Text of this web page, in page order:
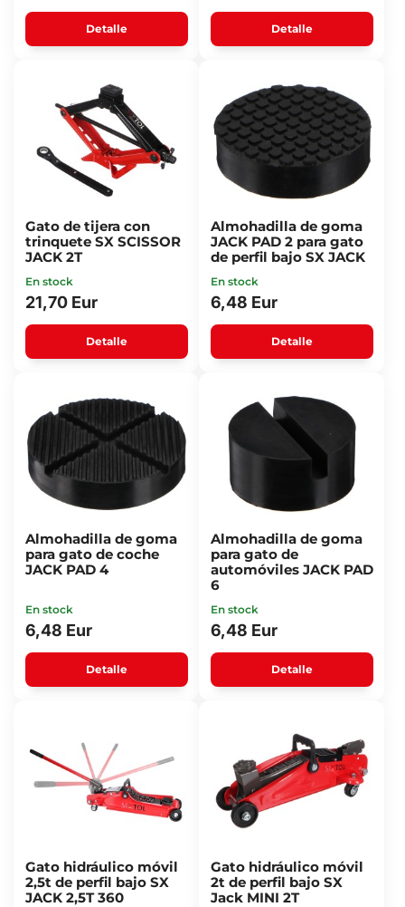
Detalle Detalle
Gato de tijera con
trinquete SX SCISSOR
JACK 2T
En stock
21,70 Eur
Detalle
Almohadilla de goma
JACK PAD 2 para gato
de perfil bajo SX JACK
En stock
6,48 Eur
Detalle
Almohadilla de goma
para gato de coche
JACK PAD 4
En stock
6,48 Eur
Detalle
Almohadilla de goma
para gato de
automóviles JACK PAD
6
En stock
6,48 Eur
Detalle
Gato hidráulico móvil
2,5t de perfil bajo SX
JACK 2,5T 360
Gato hidráulico móvil
2t de perfil bajo SX
Jack MINI 2T